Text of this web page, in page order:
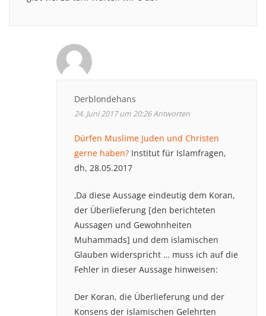
Derblondehans
24. Juni 2017 um 20:26Antworten
Dürfen Muslime Juden und Christen
gerne haben? Institut für Islamfragen,
dh, 28.05.2017
‚Da diese Aussage eindeutig dem Koran,
der Überlieferung [den berichteten
Aussagen und Gewohnheiten
Muhammads] und dem islamischen
Glauben widerspricht … muss ich auf die
Fehler in dieser Aussage hinweisen:
Der Koran, die Überlieferung und der
Konsens der islamischen Gelehrten